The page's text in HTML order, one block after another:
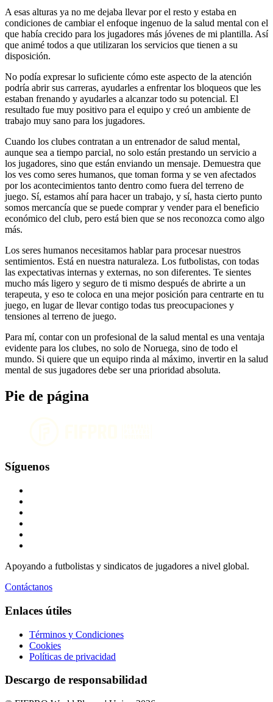
A esas alturas ya no me dejaba llevar por el resto y estaba en
condiciones de cambiar el enfoque ingenuo de la salud mental con el
que había crecido para los jugadores más jóvenes de mi plantilla. Así
que animé todos a que utilizaran los servicios que tienen a su
disposición.
No podía expresar lo suficiente cómo este aspecto de la atención
podría abrir sus carreras, ayudarles a enfrentar los bloqueos que les
estaban frenando y ayudarles a alcanzar todo su potencial. El
resultado fue muy positivo para el equipo y creó un ambiente de
trabajo muy sano para los jugadores.
Cuando los clubes contratan a un entrenador de salud mental,
aunque sea a tiempo parcial, no solo están prestando un servicio a
los jugadores, sino que están enviando un mensaje. Demuestra que
los ves como seres humanos, que toman forma y se ven afectados
por los acontecimientos tanto dentro como fuera del terreno de
juego. Sí, estamos ahí para hacer un trabajo, y sí, hasta cierto punto
somos mercancía que se puede comprar y vender para el beneficio
económico del club, pero está bien que se nos reconozca como algo
más.
Los seres humanos necesitamos hablar para procesar nuestros
sentimientos. Está en nuestra naturaleza. Los futbolistas, con todas
las expectativas internas y externas, no son diferentes. Te sientes
mucho más ligero y seguro de ti mismo después de abrirte a un
terapeuta, y eso te coloca en una mejor posición para centrarte en tu
juego, en lugar de llevar contigo todas tus preocupaciones y
tensiones al terreno de juego.
Para mí, contar con un profesional de la salud mental es una ventaja
evidente para los clubes, no solo de Noruega, sino de todo el
mundo. Si quiere que un equipo rinda al máximo, invertir en la salud
mental de sus jugadores debe ser una prioridad absoluta.
Pie de página
Síguenos
Apoyando a futbolistas y sindicatos de jugadores a nivel global.
Contáctanos
Enlaces útiles
Términos y Condiciones
Cookies
Políticas de privacidad
Descargo de responsabilidad